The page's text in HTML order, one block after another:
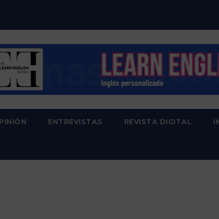
ENTREVISTAS REVISTA DIGITAL